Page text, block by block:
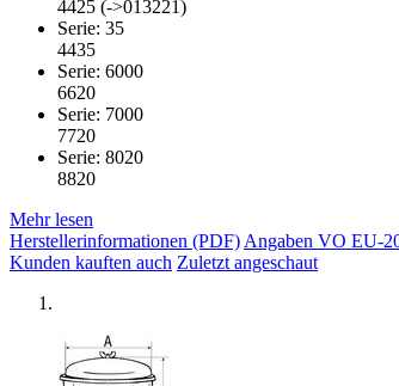
4425 (->013221)
Serie: 35
4435
Serie: 6000
6620
Serie: 7000
7720
Serie: 8020
8820
Mehr lesen
Herstellerinformationen (PDF) Angaben VO EU-
Kunden kauften auch Zuletzt angeschaut